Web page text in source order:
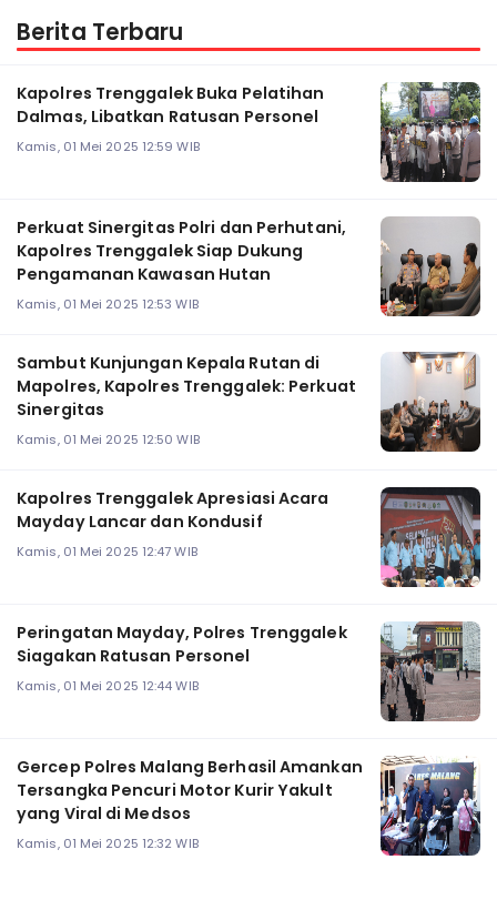
Berita Terbaru
Kapolres Trenggalek Buka Pelatihan
Dalmas, Libatkan Ratusan Personel
Kamis, 01 Mei 2025 12:59 WIB
Perkuat Sinergitas Polri dan Perhutani,
Kapolres Trenggalek Siap Dukung
Pengamanan Kawasan Hutan
Kamis, 01 Mei 2025 12:53 WIB
Sambut Kunjungan Kepala Rutan di
Mapolres, Kapolres Trenggalek: Perkuat
Sinergitas
Kamis, 01 Mei 2025 12:50 WIB
Kapolres Trenggalek Apresiasi Acara
Mayday Lancar dan Kondusif
Kamis, 01 Mei 2025 12:47 WIB
Peringatan Mayday, Polres Trenggalek
Siagakan Ratusan Personel
Kamis, 01 Mei 2025 12:44 WIB
Gercep Polres Malang Berhasil Amankan
Tersangka Pencuri Motor Kurir Yakult
yang Viral di Medsos
Kamis, 01 Mei 2025 12:32 WIB